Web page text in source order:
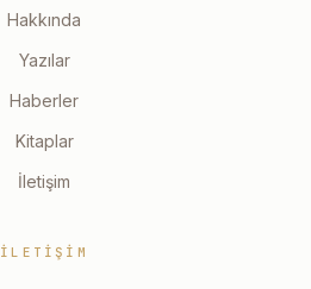
Hakkında
Yazılar
Haberler
Kitaplar
İletişim
İLETIŞIM